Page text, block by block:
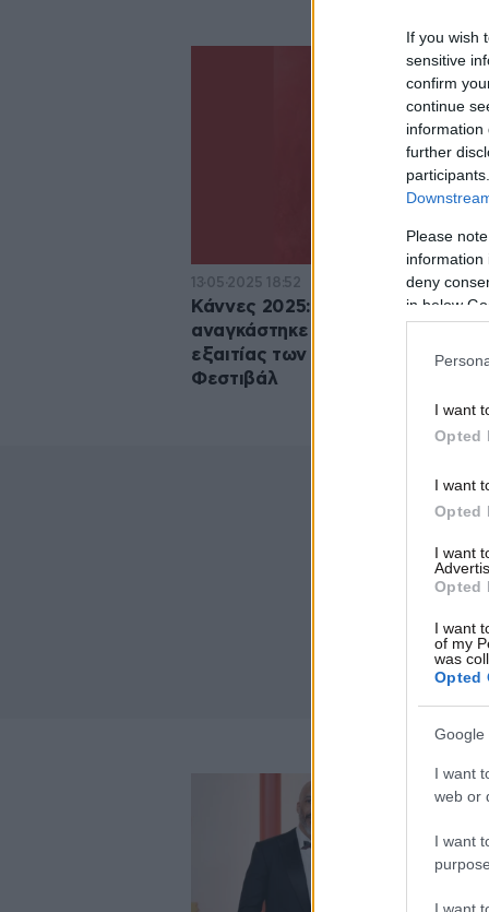
If you wish
sensitive
confirm
continue
information
further
Please
information
deny
in below
I want
Opted
I want
Opted
I want
Opted
I want
of my
was
Opted
Google
I want
web or
I want
I want
13·05·2025 18:52
Κάννες 2025: Η Χάλι Μπέρι
αναγκάστηκε να αλλάξει φόρεμα
εξαιτίας των νέων κανονισμών
Φεστιβάλ